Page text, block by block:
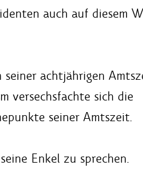
auch auf diesem
achtjährigen
versechsfachte sich die
seiner Amtszeit.
Enkel zu sprechen.